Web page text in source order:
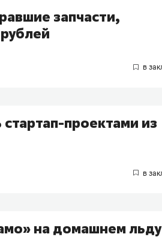
запчасти,
проектами из
на домашнем льду